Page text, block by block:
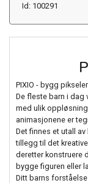
Id: 100291
PIXIO - bygg
De fleste barn i dag
med ulik
animasjonene er
Det finnes et utall
tillegg til det
deretter konstruere
bygge figuren eller
Ditt barns